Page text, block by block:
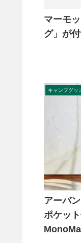
マーモ
グ」が
キャンプグッ
アーバ
ポケッ